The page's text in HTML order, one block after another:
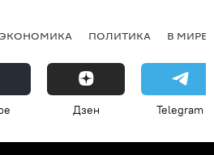
ЭКОНОМИКА ПОЛИТИКА В МИРЕ
Дзен Telegram